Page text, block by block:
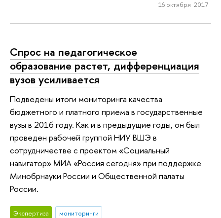
16 октября 2017
Спрос на педагогическое
образование растет, дифференциация
вузов усиливается
Подведены итоги мониторинга качества
бюджетного и платного приема в государственные
вузы в 2016 году. Как и в предыдущие годы, он был
проведен рабочей группой НИУ ВШЭ в
сотрудничестве с проектом «Социальный
навигатор» МИА «Россия сегодня» при поддержке
Минобрнауки России и Общественной палаты
России.
Экспертиза
мониторинги